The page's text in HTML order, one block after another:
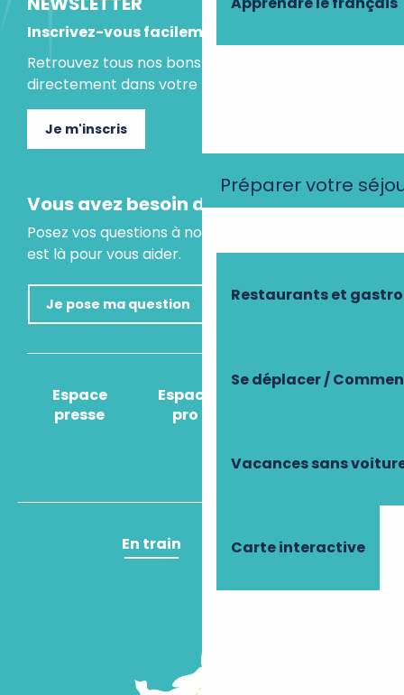
Préparer votre
Restaurants et
Se déplacer /
Vacances sans
Carte interactive
Inscrivez-vous facilement
Retrouvez tous nos bons plans et idées séjours
directement dans votre boite mail.
Je m'inscris
Vous avez besoin d'un conseil ?
Posez vos questions à notre assistant virtuel, il
est là pour vous aider.
Je pose ma question
Espace
presse
Espace
pro
Comment venir
En train En avion